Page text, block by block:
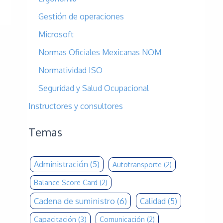
Gestión de operaciones
Microsoft
Normas Oficiales Mexicanas NOM
Normatividad ISO
Seguridad y Salud Ocupacional
Instructores y consultores
Temas
Administración (5) Autotransporte (2)
Balance Score Card (2)
Cadena de suministro (6) Calidad (5)
Capacitación (3) Comunicación (2)